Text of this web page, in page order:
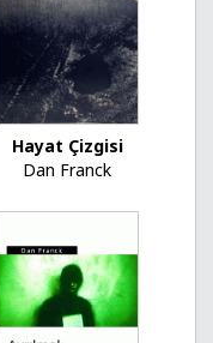
Hayat Çizgisi
Dan Franck